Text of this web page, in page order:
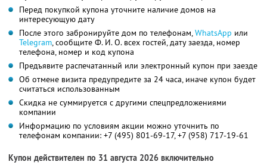
Перед покупкой купона уточните наличие домов на
интересующую дату
После этого забронируйте дом по телефонам,WhatsApp или
Telegram, сообщите Ф. И. О. всех гостей, дату заезда, номер
телефона, номер и код купона
Предъявите распечатанный или электронный купон при заезде
Об отмене визита предупредите за 24 часа, иначе купон будет
считаться использованным
Скидка не суммируется с другими спецпредложениями
компании
Информацию по условиям акции можно уточнить по
телефонам компании: +7 (495) 801-69-17, +7 (958) 717-19-61
Купон действителен по 31 августа 2026 включительно